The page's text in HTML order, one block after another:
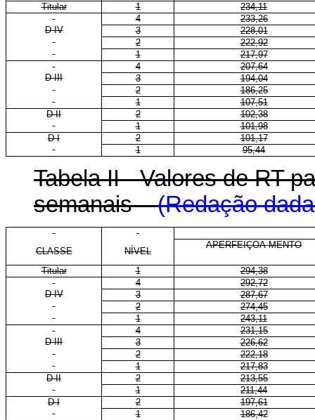
Titular 1
234,11
4
233,26
D IV
3
228,01
2
222,92
1
217,97
4
207,64
D III
3
194,04
2
186,25
1
107,51
D II
2
102,38
1
101,98
D I
2
101,17
1
95,44
Tabela II - Valores de RT
semanais(Redação
CLASSE NÍVEL
APERFEIÇOA-MENTO
Titular 1
294,38
4
292,72
D IV
3
287,67
2
274,45
1
243,11
4
231,15
D III
3
226,62
2
222,18
1
217,83
D II
2
213,55
1
211,44
D I
2
197,61
1
186,42